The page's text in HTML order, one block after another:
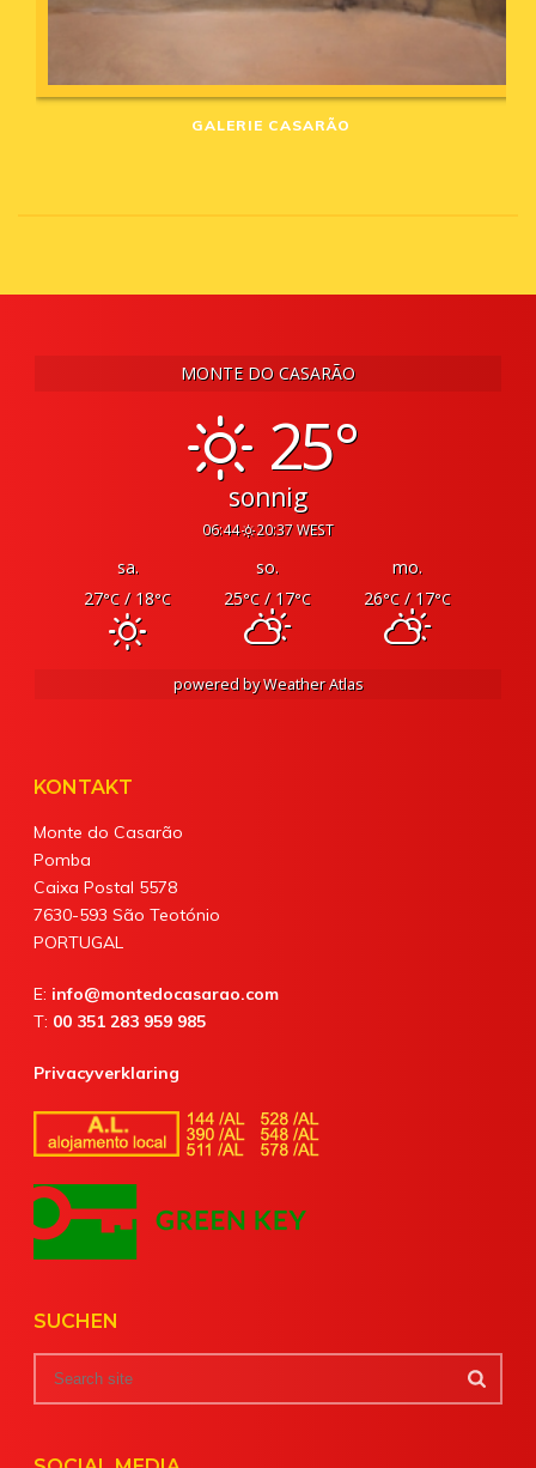
GALERIE CASARÃO
MONTE DO CASARÃO
25°
sonnig
06:44 20:37 WEST
sa. so.
mo.
27°C/ 18°C 25°C/ 17°C 26°C/ 17°C
powered byWeather Atlas
KONTAKT
Monte do Casarão
Pomba
Caixa Postal 5578
7630-593 São Teotónio
PORTUGAL
E: info@montedocasarao.com
T: 00 351 283 959 985
Privacyverklaring
SUCHEN